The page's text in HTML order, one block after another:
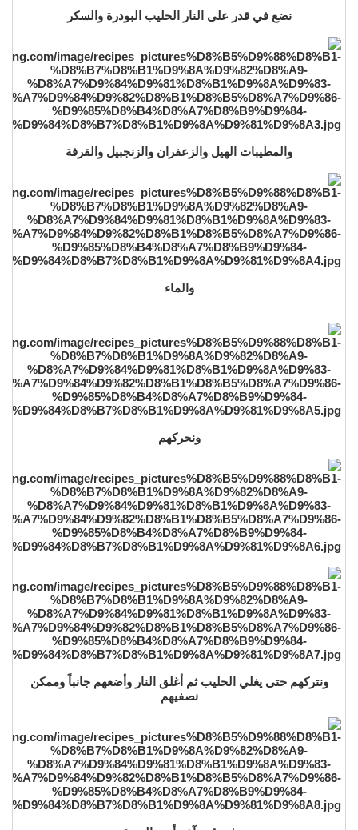
نضع في قدر على النار الحليب البودرة والسكر
والمطيبات الهيل والزعفران والزنجبيل والقرفة
والماء
ونحركهم
ونتركهم حتى يغلي الحليب ثم أغلق النار وأضعهم جانباً وممكن
نصفيهم